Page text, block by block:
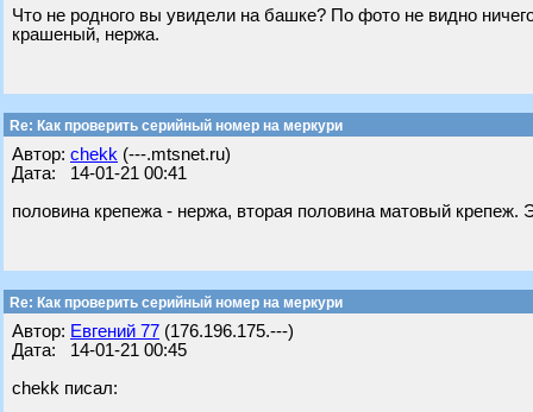
Что не родного вы увидели на башке? По фото не видно
крашеный, нержа.
Re: Как проверить серийный номер на меркури
Автор: chekk (---.mtsnet.ru)
Дата: 14-01-21 00:41
половина крепежа - нержа, вторая половина матовый
Re: Как проверить серийный номер на меркури
Автор: Евгений 77 (176.196.175.---)
Дата: 14-01-21 00:45
chekk писал: